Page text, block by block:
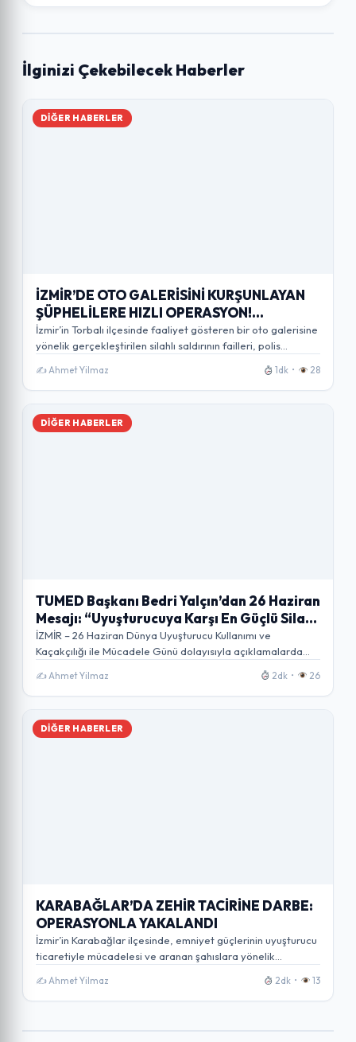
İlginizi Çekebilecek Haberler
DIĞER HABERLER
İZMİR’DE OTO GALERİSİNİ KURŞUNLAYAN
ŞÜPHELİLERE HIZLI OPERASYON!
TORBALI’DA KORKU SAÇAN 2 KİŞİ
TUTUKLANDI
İzmir’in Torbalı ilçesinde faaliyet gösteren bir oto galerisine
yönelik gerçekleştirilen silahlı saldırının failleri, polis…
✍️ Ahmet Yilmaz 1dk • 28
T
DIĞER HABERLER
TUMED Başkanı Bedri Yalçın’dan 26 Haziran
Mesajı: “Uyuşturucuya Karşı En Güçlü Silah
Bilinçli Toplumdur”
İZMİR – 26 Haziran Dünya Uyuşturucu Kullanımı ve
Kaçakçılığı ile Mücadele Günü dolayısıyla açıklamalarda
✍️ Ahmet Yilmaz 2dk • 26
DIĞER HABERLER
KARABAĞLAR’DA ZEHİR TACİRİNE DARBE:
OPERASYONLA YAKALANDI
İzmir’in Karabağlar ilçesinde, emniyet güçlerinin uyuşturucu
ticaretiyle mücadelesi ve aranan şahıslara yönelik
✍️ Ahmet Yilmaz 2dk • 13